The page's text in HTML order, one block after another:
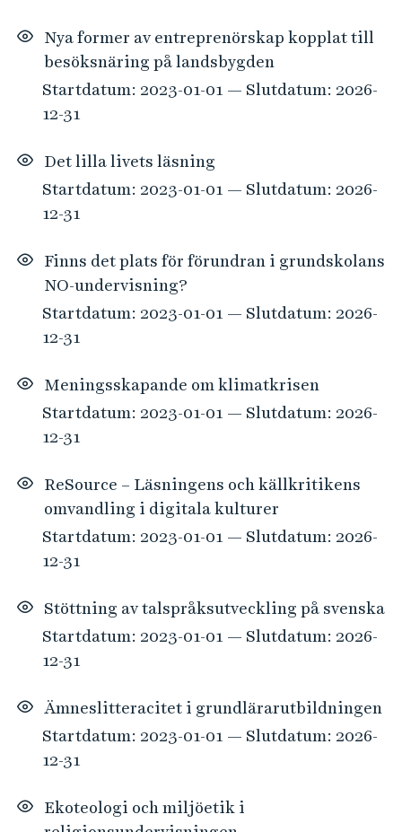
Nya former av entreprenörskap kopplat till
besöksnäring på landsbygden
Startdatum: 2023-01-01 — Slutdatum: 2026-
12-31
Det lilla livets läsning
Startdatum: 2023-01-01 — Slutdatum: 2026-
12-31
Finns det plats för förundran i grundskolans
NO-undervisning?
Startdatum: 2023-01-01 — Slutdatum: 2026-
12-31
Meningsskapande om klimatkrisen
Startdatum: 2023-01-01 — Slutdatum: 2026-
12-31
ReSource – Läsningens och källkritikens
omvandling i digitala kulturer
Startdatum: 2023-01-01 — Slutdatum: 2026-
12-31
Stöttning av talspråksutveckling på svenska
Startdatum: 2023-01-01 — Slutdatum: 2026-
12-31
Ämneslitteracitet i grundlärarutbildningen
Startdatum: 2023-01-01 — Slutdatum: 2026-
12-31
Ekoteologi och miljöetik i